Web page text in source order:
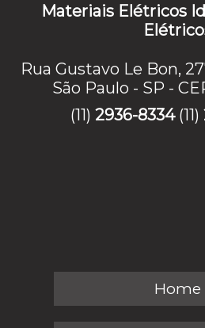
Materiais Elétricos
Rua Gustavo Le Bon,
São Paulo - SP -
(11) 2936-8334 (11)
Home